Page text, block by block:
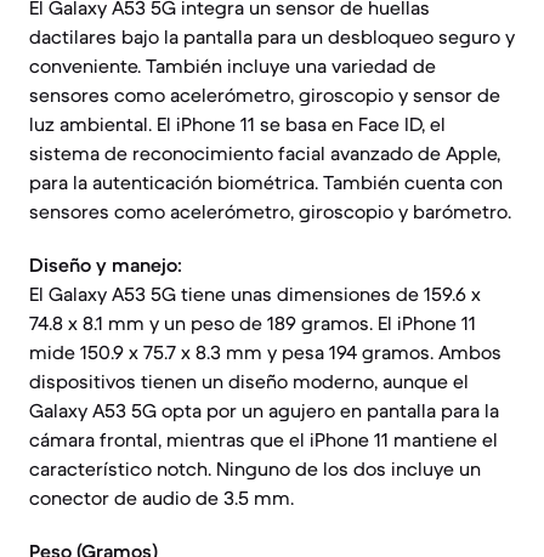
El Galaxy A53 5G integra un sensor de huellas
dactilares bajo la pantalla para un desbloqueo seguro y
conveniente. También incluye una variedad de
sensores como acelerómetro, giroscopio y sensor de
luz ambiental. El iPhone 11 se basa en Face ID, el
sistema de reconocimiento facial avanzado de Apple,
para la autenticación biométrica. También cuenta con
sensores como acelerómetro, giroscopio y barómetro.
Diseño y manejo:
El Galaxy A53 5G tiene unas dimensiones de 159.6 x
74.8 x 8.1 mm y un peso de 189 gramos. El iPhone 11
mide 150.9 x 75.7 x 8.3 mm y pesa 194 gramos. Ambos
dispositivos tienen un diseño moderno, aunque el
Galaxy A53 5G opta por un agujero en pantalla para la
cámara frontal, mientras que el iPhone 11 mantiene el
característico notch. Ninguno de los dos incluye un
conector de audio de 3.5 mm.
Peso (Gramos)